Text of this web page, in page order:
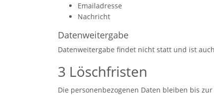
Emailadresse
Nachricht
Datenweitergabe
Datenweitergabe findet nicht statt und ist
3 Löschfristen
Die personenbezogenen Daten bleiben bis